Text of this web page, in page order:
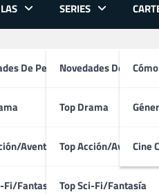
De Películas
Aventura
Fantasía
SERIES
Novedades De Series
Top Drama
Top Acción/Aventura
Top Sci-Fi/Fantasía
Cine
mejor